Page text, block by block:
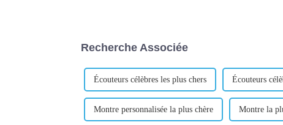
Recherche Associée
Écouteurs célèbres les plus chers Écouteurs
Montre personnalisée la plus chère Montre la